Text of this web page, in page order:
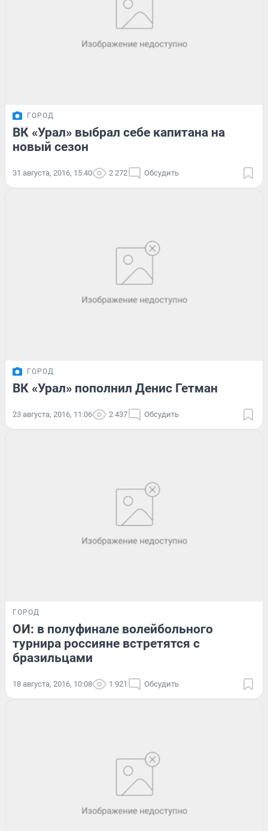
ГОРОД
ВК «Урал» выбрал себе капитана на
новый сезон
31 августа, 2016, 15:40 2 272 Обсудить
ГОРОД
ВК «Урал» пополнил Денис Гетман
23 августа, 2016, 11:06 2 437 Обсудить
ГОРОД
ОИ: в полуфинале волейбольного
турнира россияне встретятся с
бразильцами
18 августа, 2016, 10:08 1 921 Обсудить